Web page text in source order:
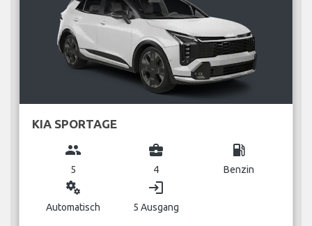
KIA SPORTAGE
group
5
business_center
4
local_gas_station
Benzin
miscellaneous_services
Automatisch
login
5 Ausgang